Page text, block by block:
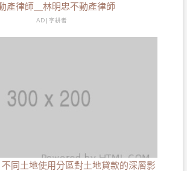
產律師＿林明忠不動產律師
AD | 字耕者
同土地使用分區對土地貸款的深層影